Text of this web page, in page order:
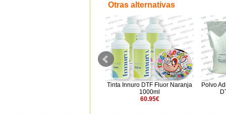
Otras alternativas
AlbaChem®VLR Disolvente
Tinta Innuro DTF Fluor Naranja
1000ml
60.95€
Polvo